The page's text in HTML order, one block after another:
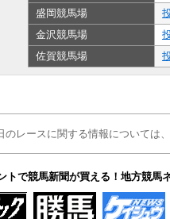
盛岡競馬場
金沢競馬場
佐賀競馬場
のレースに関する情報については
トで競馬新聞が買える！地方競馬